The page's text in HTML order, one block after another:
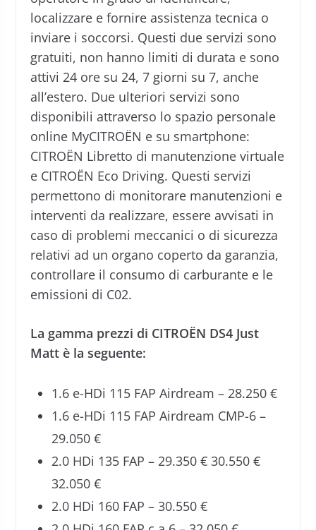
localizzare e fornire assistenza tecnica o
inviare i soccorsi. Questi due servizi sono
gratuiti, non hanno limiti di durata e sono
attivi 24 ore su 24, 7 giorni su 7, anche
all’estero. Due ulteriori servizi sono
disponibili attraverso lo spazio personale
online MyCITROËN e su smartphone:
CITROËN Libretto di manutenzione virtuale
e CITROËN Eco Driving. Questi servizi
permettono di monitorare manutenzioni e
interventi da realizzare, essere avvisati in
caso di problemi meccanici o di sicurezza
relativi ad un organo coperto da garanzia,
controllare il consumo di carburante e le
emissioni di C02.
La gamma prezzi di CITROËN DS4 Just
Matt è la seguente:
1.6 e-HDi 115 FAP Airdream – 28.250 €
1.6 e-HDi 115 FAP Airdream CMP-6 –
29.050 €
2.0 HDi 135 FAP – 29.350 € 30.550 €
32.050 €
2.0 HDi 160 FAP – 30.550 €